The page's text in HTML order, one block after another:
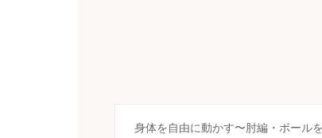
身体を自由に動かす〜肘編・ボール